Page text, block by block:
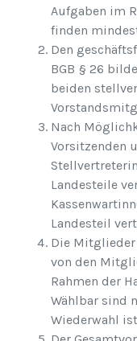
Aufgaben im
finden
Den
BGB § 26
beiden
Nach
Vorsitzenden
Landesteile
Landesteil
Die Mitglieder
von den
Rahmen der
Wählbar sind
Wiederwahl